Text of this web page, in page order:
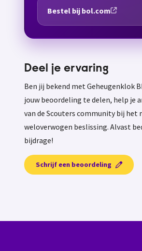
Bestel bij bol.com
Deel je ervaring
Ben jij bekend met Geheugenklok
jouw beoordeling te delen, help je
van de Scouters community bij het
weloverwogen beslissing. Alvast
bijdrage!
Schrijf een beoordeling